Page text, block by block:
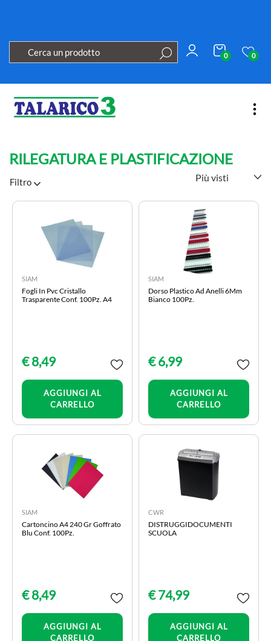
0 0
RILEGATURA E PLASTIFICAZIONE
Filtro
SIAM
Fogli In Pvc Cristallo
Trasparente Conf. 100Pz. A4
€ 8,49
AGGIUNGI AL
CARRELLO
SIAM
Dorso Plastico Ad Anelli 6Mm
Bianco 100Pz.
€ 6,99
AGGIUNGI AL
CARRELLO
SIAM
Cartoncino A4 240 Gr Goffrato
Blu Conf. 100Pz.
€ 8,49
AGGIUNGI AL
CARRELLO
CWR
DISTRUGGIDOCUMENTI
SCUOLA
€ 74,99
AGGIUNGI AL
CARRELLO